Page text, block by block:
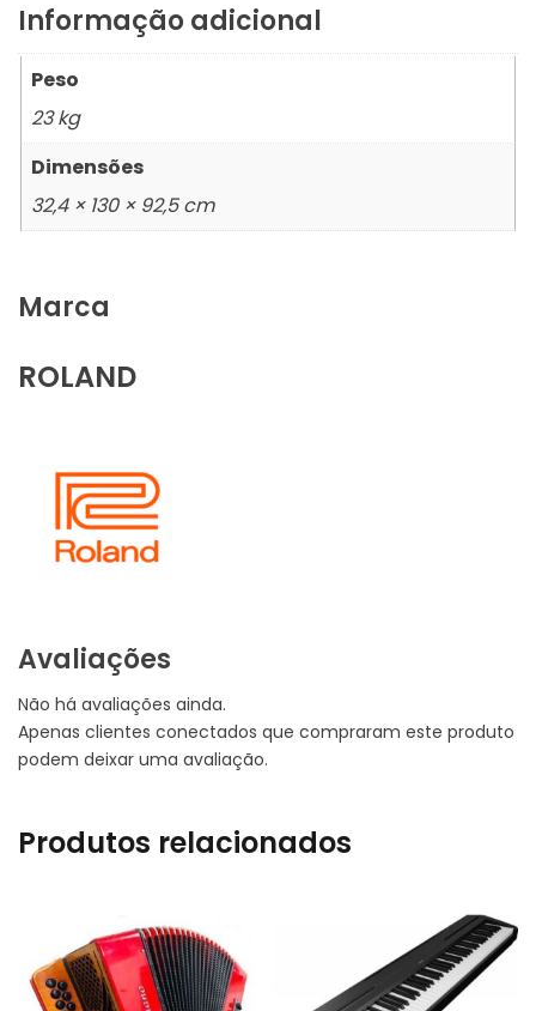
Informação adicional
Peso
23 kg
Dimensões
32,4 × 130 × 92,5 cm
Marca
ROLAND
Avaliações
Não há avaliações ainda.
Apenas clientes conectados que compraram este produto
podem deixar uma avaliação.
Produtos relacionados